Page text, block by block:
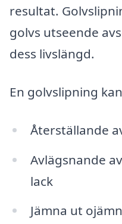
resultat.
golvs utseende
dess livslängd.
En golvslipning
Återställande
Avlägsnande
lack
Jämna ut